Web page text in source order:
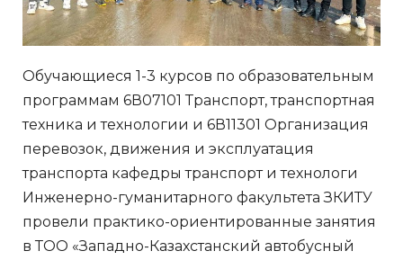
Обучающиеся 1-3 курсов по образовательным
программам 6В07101 Транспорт, транспортная
техника и технологии и 6В11301 Организация
перевозок, движения и эксплуатация
транспорта кафедры транспорт и технологи
Инженерно-гуманитарного факультета ЗКИТУ
провели практико-ориентированные занятия
в ТОО «Западно-Казахстанский автобусный